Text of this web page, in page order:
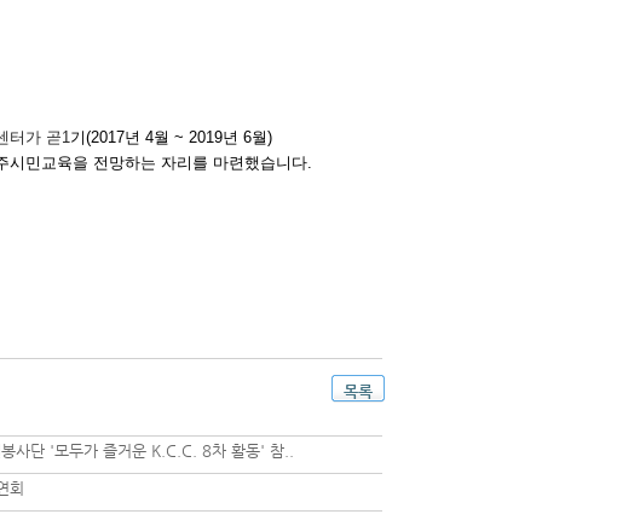
터가 곧1기(2017년 4월 ~ 2019년 6월)
시민교육을 전망하는 자리를 마련했습니다.
목록
사단 '모두가 즐거운 K.C.C. 8차 활동' 참..
회